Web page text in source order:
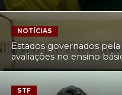
NOTÍCIAS
Estados governados
avaliações no ensino
STF